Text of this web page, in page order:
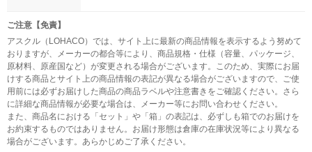
ご注意【免責】
アスクル（LOHACO）では、サイト上に最新の商品情報を表示するよう努めて
おりますが、メーカーの都合等により、商品規格・仕様（容量、パッケージ、
原材料、原産国など）が変更される場合がございます。このため、実際にお届
けする商品とサイト上の商品情報の表記が異なる場合がございますので、ご使
用前には必ずお届けした商品の商品ラベルや注意書きをご確認ください。さら
に詳細な商品情報が必要な場合は、メーカー等にお問い合わせください。
また、商品名における「セット」や「箱」の表記は、必ずしも箱でのお届けを
お約束するものではありません。お届け形態は倉庫の在庫状況等により異なる
場合がございます。あらかじめご了承ください。